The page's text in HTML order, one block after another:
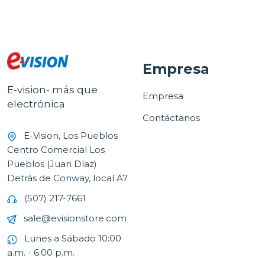
E-vision- más que
electrónica
E-Vision, Los Pueblos
Centro Comercial Los
Pueblos (Juan Díaz)
Detrás de Conway, local A7
(507) 217-7661
sale@evisionstore.com
Lunes a Sábado 10:00
a.m. - 6:00 p.m.
Empresa
Empresa
Contáctanos